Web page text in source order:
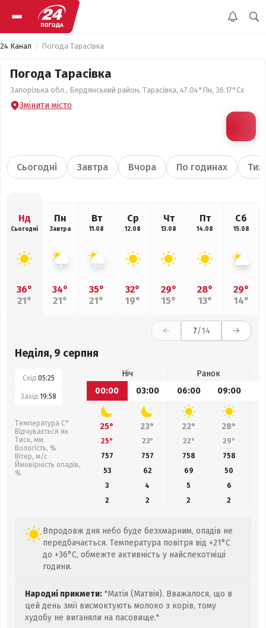
24 Канал Погода Тарасівка
Погода Тарасівка
Запорізька обл., Бердянський район, Тарасівка, 47.04°Пн, 36.17°Сх
Змінити місто
Сьогодні Завтра Вчора По годинах
Нд
Сьогодні
36°
21°
Пн
Завтра
34°
21°
Вт
11.08
35°
21°
Ср
12.08
32°
19°
Чт
13.08
29°
15°
Пт
14.08
28°
13°
Сб
15.08
29°
14°
7/14
Неділя, 9 серпня
Схід:05:25
Захід:19:58
Температура С°
Відчувається як
Тиск, мм
Вологість, %
Вітер, м/с
Ймовірність опадів,
%
Ніч
Ранок
00:00
03:00 06:00 09:00
25° 23° 22° 28°
25° 23° 22° 29°
757
757 758 758
53
62 69
50
3
4 5
6
2
2 2 2
Впродовж дня небо буде безхмарним, опадів не
передбачається. Температура повітря від +21°C
до +36°C, обмежте активність у найспекотніші
години.
Народні прикмети: "Матія (Матвія). Вважалося, що в
цей день змії висмоктують молоко з корів, тому
худобу не виганяли на пасовище."